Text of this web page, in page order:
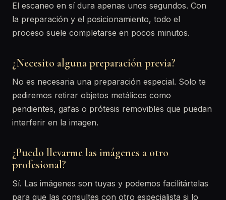
El escaneo en sí dura apenas unos segundos. Con
la preparación y el posicionamiento, todo el
proceso suele completarse en pocos minutos.
¿Necesito alguna preparación previa?
No es necesaria una preparación especial. Solo te
pediremos retirar objetos metálicos como
pendientes, gafas o prótesis removibles que puedan
interferir en la imagen.
¿Puedo llevarme las imágenes a otro
profesional?
Sí. Las imágenes son tuyas y podemos facilitártelas
para que las consultes con otro especialista si lo